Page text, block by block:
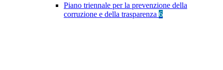
Piano triennale per la prevenzione della
corruzione e della trasparenza 6